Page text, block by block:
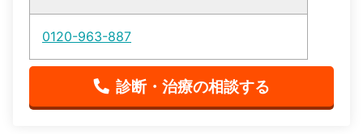
0120-963-887
診断・治療の相談する